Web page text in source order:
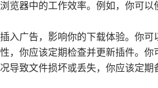
览器中的工作效率。例如，你可
入广告，影响你的下载体验。你可
，你应该定期检查并更新插件。
导致文件损坏或丢失，你应该定